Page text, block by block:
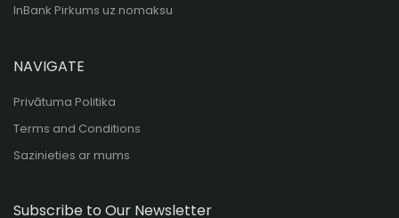
InBank Pirkums uz nomaksu
NAVIGATE
Privātuma Politika
Terms and Conditions
Sazinieties ar mums
Subscribe to Our Newsletter